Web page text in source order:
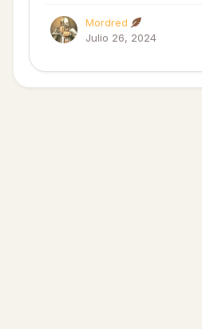
Mordred
Julio 26, 2024